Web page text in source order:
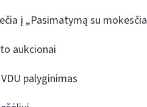
į „Pasimatymą su
aukcionai
palyginimas